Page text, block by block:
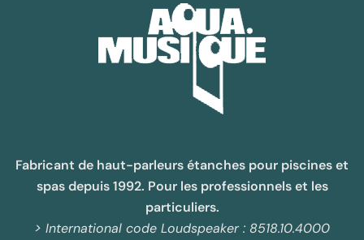
Fabricant de haut-parleurs étanches pour piscines et
spas depuis 1992. Pour les professionnels et les
particuliers.
> International code Loudspeaker : 8518.10.4000